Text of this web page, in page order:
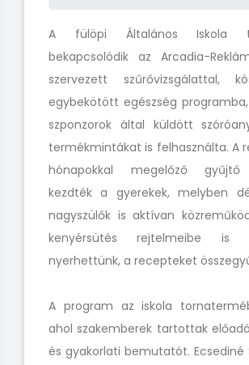
A fülöpi Általános Iskola
bekapcsolódik az Arcadia-
szervezett szűrővizsgálattal,
egybekötött egészség
szponzorok által küldött
termékmintákat is felhasználta. A
hónapokkal megelőző gyűjtő
kezdték a gyerekek, melyben
nagyszülők is aktívan
kenyérsütés rejtelmeibe is
nyerhettünk, a recepteket
A program az iskola
ahol szakemberek tartottak
és gyakorlati bemutatót. Ecsediné